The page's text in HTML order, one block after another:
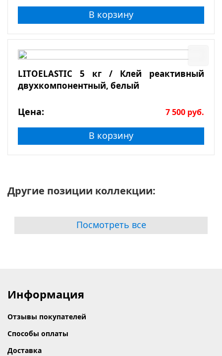
В корзину
LITOELASTIC 5 кг / Клей реактивный
двухкомпонентный, белый
Цена: 7 500 руб.
В корзину
Другие позиции коллекции:
Посмотреть все
Информация
Отзывы покупателей
Способы оплаты
Доставка